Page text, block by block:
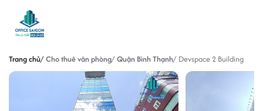
Trang chủ Cho thuê văn phòng Quận Bình Thạnh Devspace 2 Building